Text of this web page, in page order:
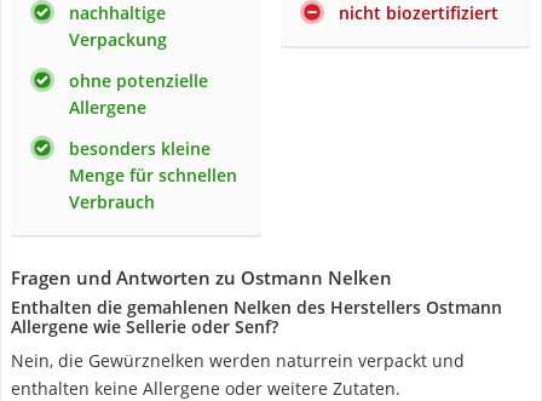
nachhaltige
Verpackung
ohne potenzielle
Allergene
besonders kleine
Menge für schnellen
Verbrauch
nicht biozertifiziert
Fragen und Antworten zu Ostmann Nelken
Enthalten die gemahlenen Nelken des Herstellers Ostmann
Allergene wie Sellerie oder Senf?
Nein, die Gewürznelken werden naturrein verpackt und
enthalten keine Allergene oder weitere Zutaten.